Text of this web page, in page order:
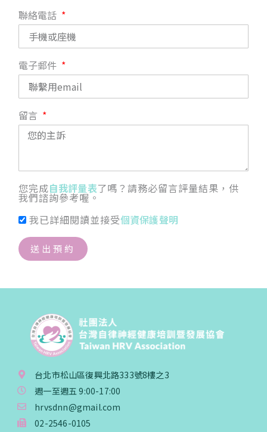
聯絡電話
電子郵件
留言
您完成自我評量表了嗎？請務必留言評量結果，供
我們諮詢參考喔。
我已詳細閱讀並接受個資保護聲明
送出預約
台北市松山區復興北路333號8樓之3
週一至週五 9:00-17:00
hrvsdnn@gmail.com
02-2546-0105